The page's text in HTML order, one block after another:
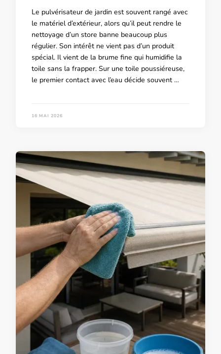
Le pulvérisateur de jardin est souvent rangé avec
le matériel d’extérieur, alors qu’il peut rendre le
nettoyage d’un store banne beaucoup plus
régulier. Son intérêt ne vient pas d’un produit
spécial. Il vient de la brume fine qui humidifie la
toile sans la frapper. Sur une toile poussiéreuse,
le premier contact avec l’eau décide souvent …
16 MAI 2026